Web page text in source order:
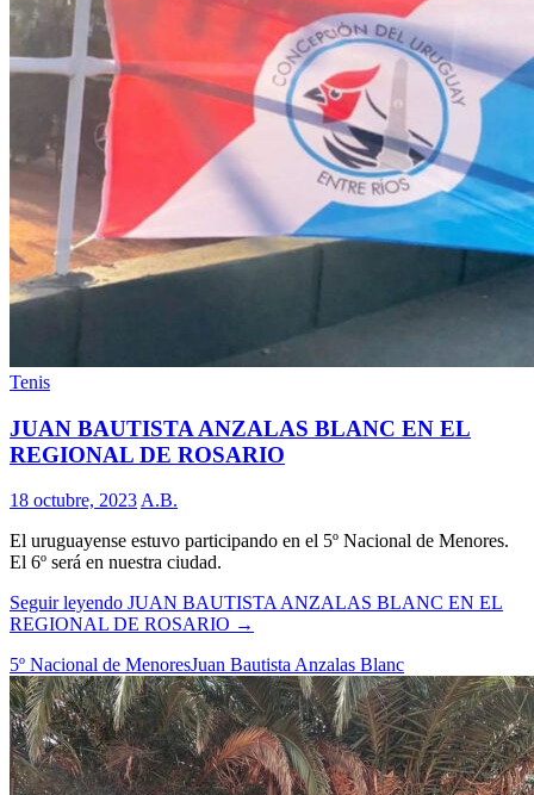
Tenis
JUAN BAUTISTA ANZALAS BLANC EN EL
REGIONAL DE ROSARIO
18 octubre, 2023A.B.
El uruguayense estuvo participando en el 5º Nacional de Menores.
El 6º será en nuestra ciudad.
Seguir leyendo JUAN BAUTISTA ANZALAS BLANC EN EL
REGIONAL DE ROSARIO →
5º Nacional de MenoresJuan Bautista Anzalas Blanc